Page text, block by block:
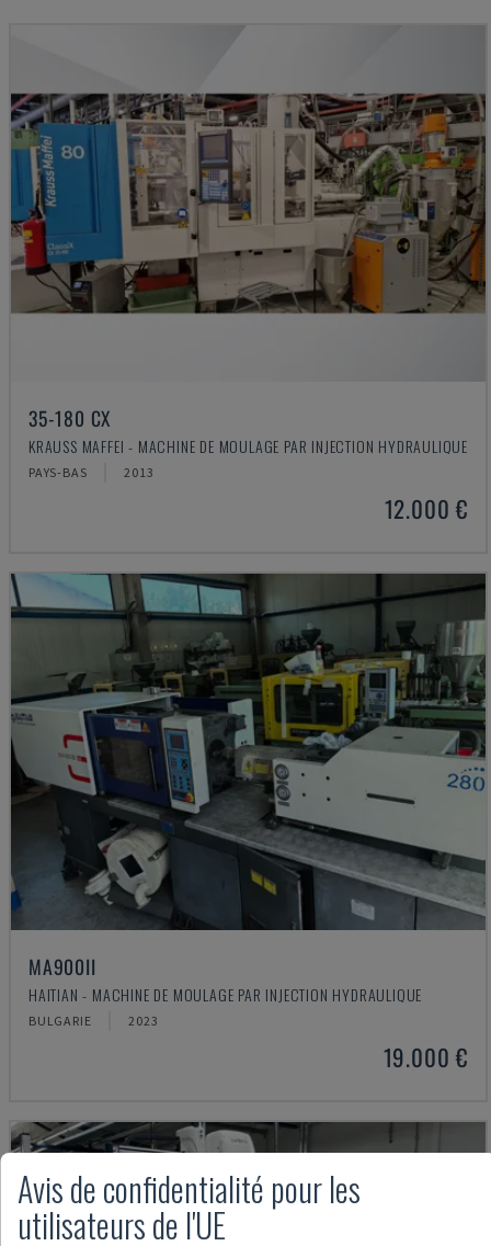
35-180 CX
KRAUSS MAFFEI - MACHINE DE MOULAGE PAR INJECTION HYDRAULIQUE
PAYS-BAS 2013
12.000 €
MA900ІІ
HAITIAN - MACHINE DE MOULAGE PAR INJECTION HYDRAULIQUE
BULGARIE 2023
19.000 €
Avis de confidentialité pour les
utilisateurs de l'UE